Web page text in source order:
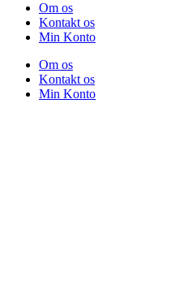
Om os
Kontakt os
Min Konto
Om os
Kontakt os
Min Konto